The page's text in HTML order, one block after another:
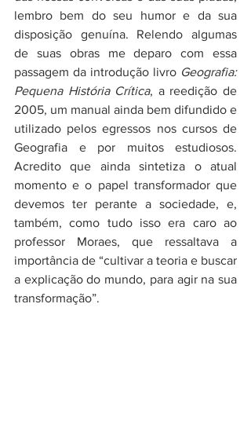
lembro bem do seu humor e da sua
disposição genuína. Relendo algumas
de suas obras me deparo com essa
passagem da introdução livro Geografia:
Pequena História Crítica, a reedição de
2005, um manual ainda bem difundido e
utilizado pelos egressos nos cursos de
Geografia e por muitos estudiosos.
Acredito que ainda sintetiza o atual
momento e o papel transformador que
devemos ter perante a sociedade, e,
também, como tudo isso era caro ao
professor Moraes, que ressaltava a
importância de “cultivar a teoria e buscar
a explicação do mundo, para agir na sua
transformação”.